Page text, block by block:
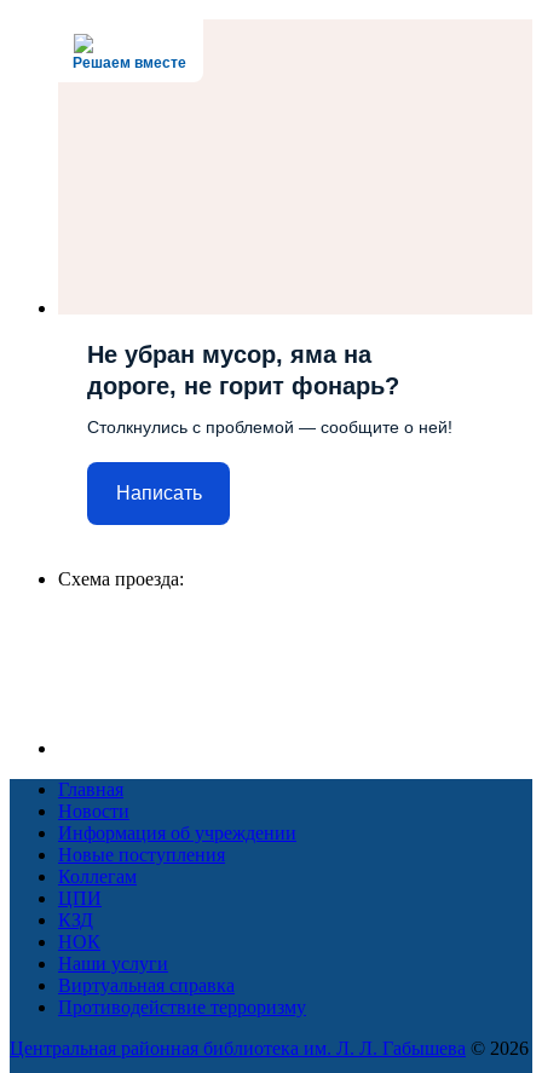
Решаем вместе
Не убран мусор, яма на
дороге, не горит фонарь?
Столкнулись с проблемой — сообщите о ней!
Написать
Схема проезда:
Главная
Новости
Информация об учреждении
Новые поступления
Коллегам
ЦПИ
КЗД
НОК
Наши услуги
Виртуальная справка
Противодействие терроризму
Центральная районная библиотека им. Л. Л. Габышева © 2026